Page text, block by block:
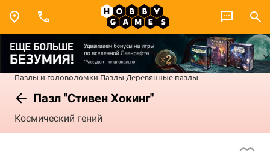
Пазлы и головоломки Пазлы Деревянные пазлы
Пазл "Стивен Хокинг"
Космический гений